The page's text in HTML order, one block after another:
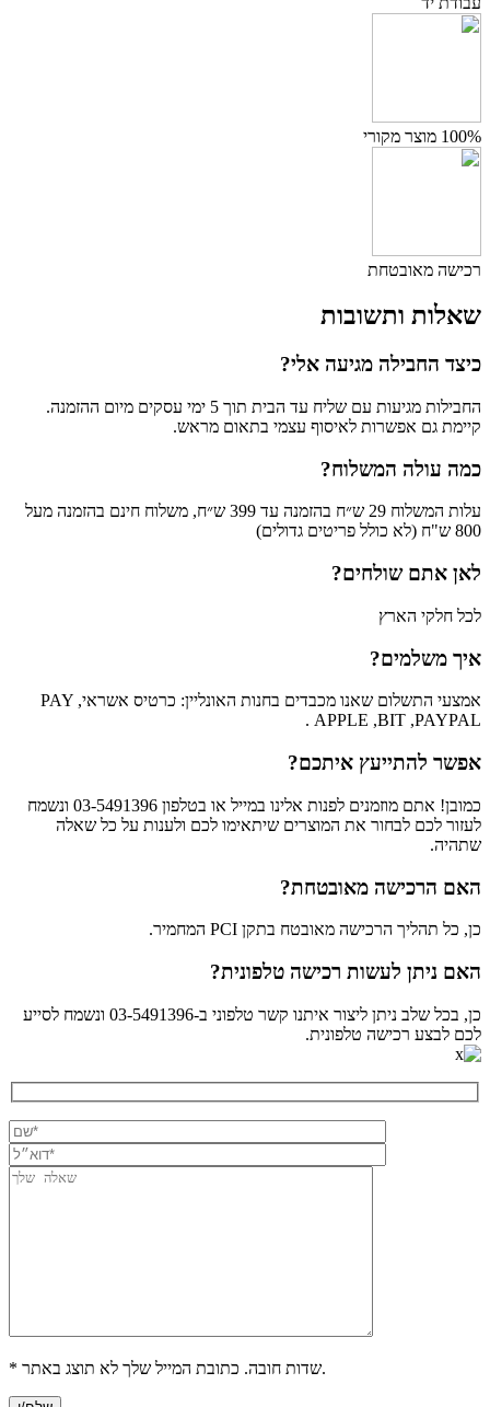
100% מוצר מקורי
רכישה מאובטחת
שאלות ותשובות
כיצד החבילה מגיעה אלי?
החבילות מגיעות עם שליח עד הבית תוך 5 ימי עסקים מיום ההזמנה.
קיימת גם אפשרות לאיסוף עצמי בתאום מראש.
כמה עולה המשלוח?
עלות המשלוח 29 ש״ח בהזמנה עד 399 ש״ח, משלוח חינם בהזמנה מעל
800 ש"ח (לא כולל פריטים גדולים)
לאן אתם שולחים?
לכל חלקי הארץ
איך משלמים?
אמצעי התשלום שאנו מכבדים בחנות האונליין: כרטיס אשראי, PAY
APPLE ,BIT ,PAYPAL .
אפשר להתייעץ איתכם?
כמובן! אתם מוזמנים לפנות אלינו במייל או בטלפון 03-5491396 ונשמח
לעזור לכם לבחור את המוצרים שיתאימו לכם ולענות על כל שאלה
שתהיה.
האם הרכישה מאובטחת?
כן, כל תהליך הרכישה מאובטח בתקן PCI המחמיר.
האם ניתן לעשות רכישה טלפונית?
כן, בכל שלב ניתן ליצור איתנו קשר טלפוני ב-03-5491396 ונשמח לסייע
לכם לבצע רכישה טלפונית.
* שדות חובה. כתובת המייל שלך לא תוצג באתר.